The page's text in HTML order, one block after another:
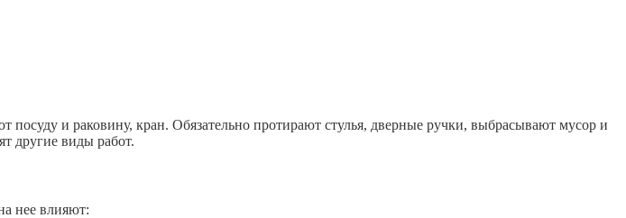
и раковину, кран. Обязательно протирают стулья, дверные ручки, выбрасывают мусор и
другие виды работ.
нее влияют: